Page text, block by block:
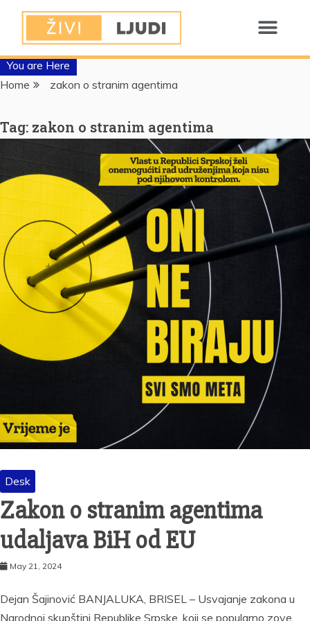
You are Here
Home
zakon o stranim agentima
Tag: zakon o stranim agentima
Desk
Zakon o stranim agentima
udaljava BiH od EU
May 21, 2024
Dejan Šajinović BANJALUKA, BRISEL – Usvajanje zakona u
Narodnoj skupštini Republike Srpske, koji se popularno zove